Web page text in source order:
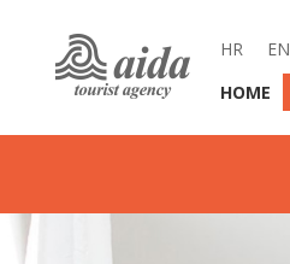
HR EN
HOME